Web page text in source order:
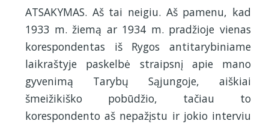
ATSAKYMAS. Aš tai neigiu. Aš pamenu, kad
1933 m. žiemą ar 1934 m. pradžioje vienas
korespondentas iš Rygos antitarybiniame
laikraštyje paskelbė straipsnį apie mano
gyvenimą Tarybų Sąjungoje, aiškiai
šmeižikiško pobūdžio, tačiau to
korespondento aš nepažįstu ir jokio interviu